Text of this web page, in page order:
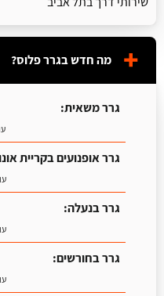
מה חדש בגרר פלוס?
גרר משאית:
גרר אופנועים בקריית
גרר בנעלה:
גרר בחורשים: